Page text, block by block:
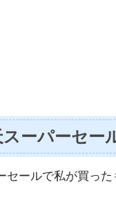
ーパーセー
ールで私が買った